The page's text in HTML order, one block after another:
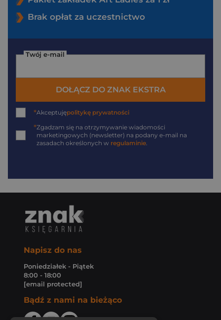
Brak opłat za uczestnictwo
Twój e-mail
DOŁĄCZ DO ZNAK EKSTRA
*Akceptujępolitykę prywatności
*Zgadzam się na otrzymywanie wiadomości
marketingowych (newsletter) na podany e-mail na
zasadach określonych w regulaminie.
Napisz do nas
Poniedziałek - Piątek
8:00 - 18:00
[email protected]
Bądź z nami na bieżąco